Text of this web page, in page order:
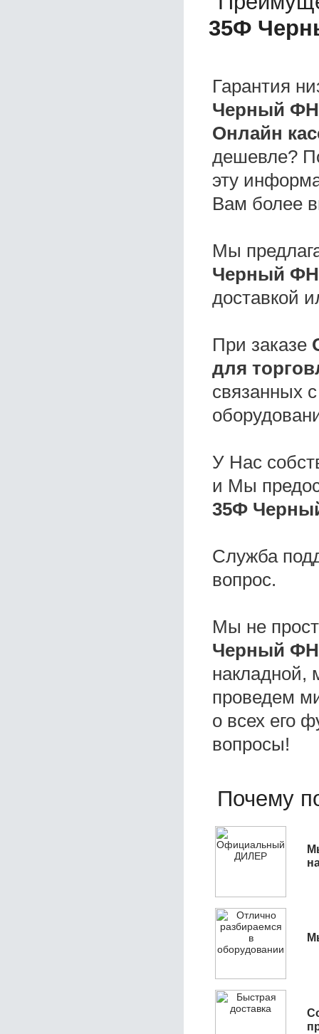
35Ф
Гарантия
Черный
Онлайн
дешевле?
эту
Вам более
Мы
Черный
доставкой
При заказе
для
связанных
У Нас
и Мы
35Ф
Служба
вопрос.
Мы не
Черный
накладной,
проведем
о всех его
вопросы!
Почему